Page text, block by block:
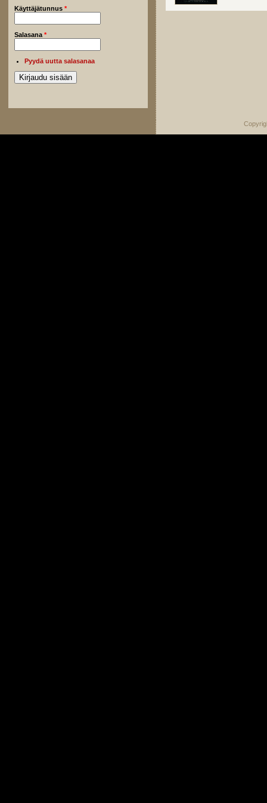
Käyttäjätunnus *
Salasana *
Pyydä uutta salasanaa